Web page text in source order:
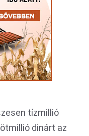
tízmillió
dinárt az